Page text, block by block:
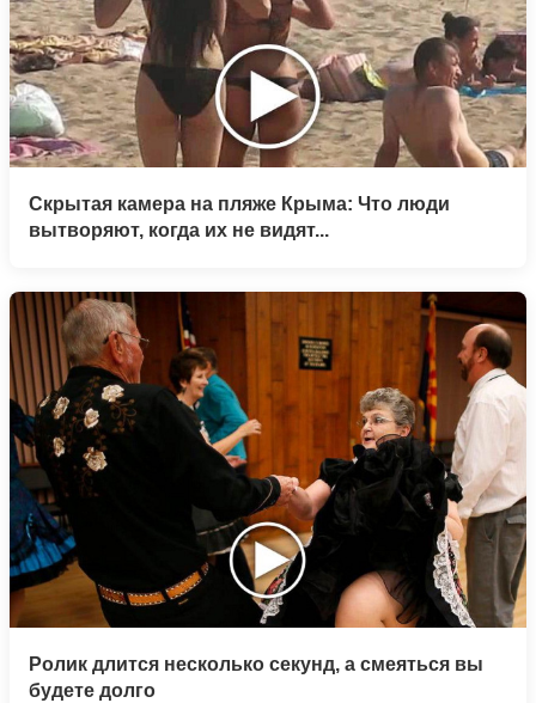
Скрытая камера на пляже Крыма: Что люди
вытворяют, когда их не видят...
Ролик длится несколько секунд, а смеяться вы
будете долго